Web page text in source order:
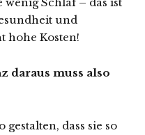
und
hohe Kosten!
daraus muss also
dass sie so